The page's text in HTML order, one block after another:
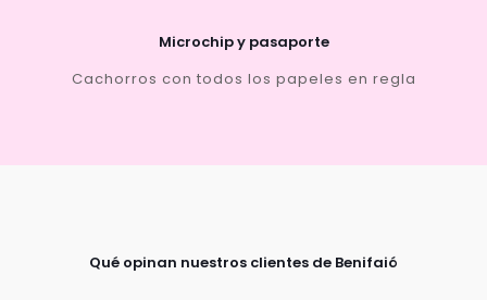
Microchip y pasaporte
Cachorros con todos los papeles en regla
Qué opinan nuestros clientes de Benifaió